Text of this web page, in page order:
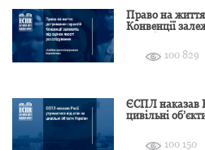
Право на
Конвенції
100 829
ЄСПЛ наказав
цивільні
100 150